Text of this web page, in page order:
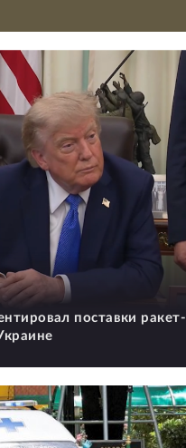
поставки ракет-